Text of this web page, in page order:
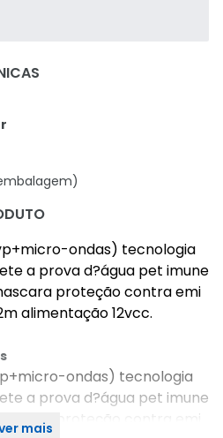
ondas) tecnologia
a prova d?água pet imune
proteção contra emi
alimentação 12vcc.
ondas) tecnologia
a prova d?água pet imune
proteção contra emi
mais